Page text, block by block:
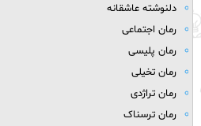
دلنوشته عاشقانه
رمان اجتماعی
رمان پلیسی
رمان تخیلی
رمان تراژدی
رمان ترسناک